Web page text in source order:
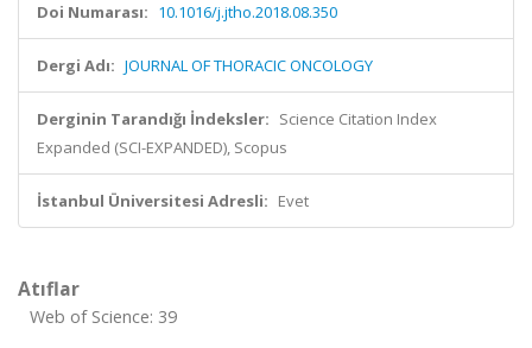
Doi Numarası: 10.1016/j.jtho.2018.08.350
Dergi Adı: JOURNAL OF THORACIC ONCOLOGY
Derginin Tarandığı İndeksler: Science Citation Index
Expanded (SCI-EXPANDED), Scopus
İstanbul Üniversitesi Adresli: Evet
Atıflar
Web of Science: 39